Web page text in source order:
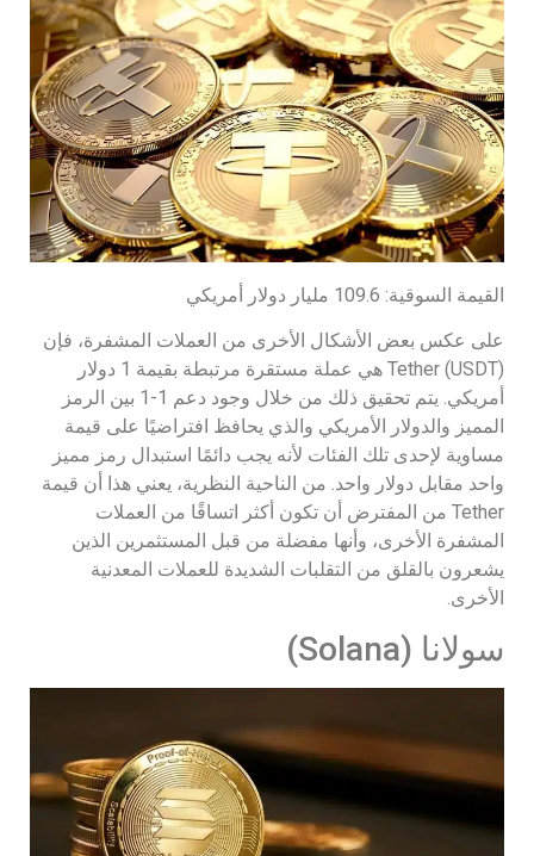
القيمة السوقية: 109.6 مليار دولار أمريكي
على عكس بعض الأشكال الأخرى من العملات المشفرة، فإن
Tether (USDT) هي عملة مستقرة مرتبطة بقيمة 1 دولار
أمريكي. يتم تحقيق ذلك من خلال وجود دعم 1-1 بين الرمز
المميز والدولار الأمريكي والذي يحافظ افتراضيًا على قيمة
مساوية لإحدى تلك الفئات لأنه يجب دائمًا استبدال رمز مميز
واحد مقابل دولار واحد. من الناحية النظرية، يعني هذا أن قيمة
Tether من المفترض أن تكون أكثر اتساقًا من العملات
المشفرة الأخرى، وأنها مفضلة من قبل المستثمرين الذين
يشعرون بالقلق من التقلبات الشديدة للعملات المعدنية
الأخرى.
سولانا (Solana)